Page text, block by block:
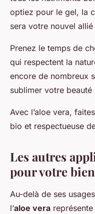
optiez pour le gel, la
sera votre nouvel allié
Prenez le temps de
qui respectent la
encore de nombreux
sublimer votre beauté
Avec l’aloe vera,
bio et respectueuse
Les autres
pour votre
Au-delà de ses
l’aloe vera